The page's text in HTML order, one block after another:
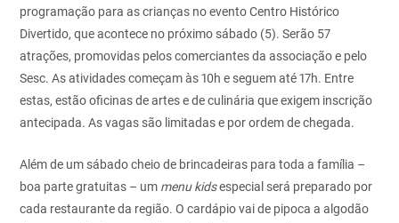
programação para as crianças no evento Centro Histórico
Divertido, que acontece no próximo sábado (5). Serão 57
atrações, promovidas pelos comerciantes da associação e pelo
Sesc. As atividades começam às 10h e seguem até 17h. Entre
estas, estão oficinas de artes e de culinária que exigem inscrição
antecipada. As vagas são limitadas e por ordem de chegada.
Além de um sábado cheio de brincadeiras para toda a família –
boa parte gratuitas – um menu kidsespecial será preparado por
cada restaurante da região. O cardápio vai de pipoca a algodão